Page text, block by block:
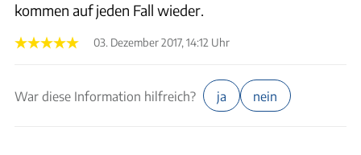
kommen auf jeden Fall wieder.
03. Dezember 2017, 14:12 Uhr
War diese Information hilfreich? ja nein